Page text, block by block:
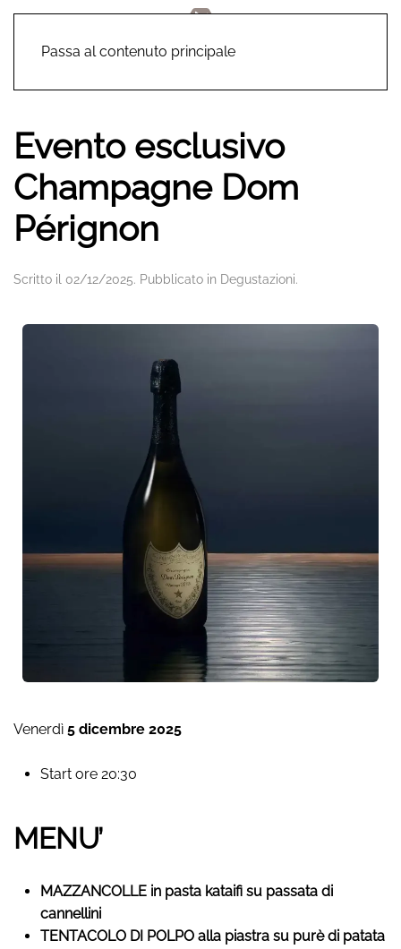
Passa al contenuto principale
Evento esclusivo
Champagne Dom
Pérignon
Scritto il 02/12/2025. Pubblicato in Degustazioni.
Venerdì 5 dicembre 2025
Start ore 20:30
MENU’
MAZZANCOLLE in pasta kataifi su passata di
cannellini
TENTACOLO DI POLPO alla piastra su purè di patata